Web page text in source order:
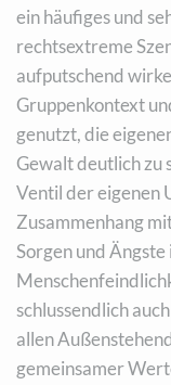
ein häufiges und
rechtsextreme
aufputschend
Gruppenkontext
genutzt, die
Gewalt deutlich zu
Ventil der eigenen
Zusammenhang
Sorgen und
schlussendlich
allen
gemeinsamer